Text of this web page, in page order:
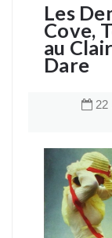
Les
Cove,
au
Dare
22